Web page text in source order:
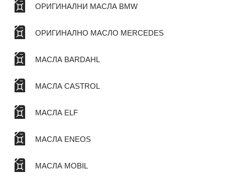
ОРИГИНАЛНИ МАСЛА BMW
ОРИГИНАЛНО МАСЛО MERCEDES
МАСЛА BARDAHL
МАСЛА CASTROL
МАСЛА ELF
МАСЛА ENEOS
МАСЛА MOBIL